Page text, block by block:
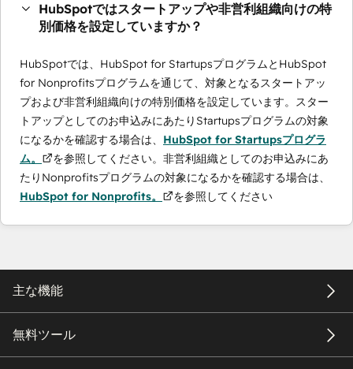
HubSpotではスタートアップや非営利組織向けの特
別価格を設定していますか？
HubSpotでは、HubSpot for StartupsプログラムとHubSpot
for Nonprofitsプログラムを通じて、対象となるスタートアッ
プおよび非営利組織向けの特別価格を設定しています。スター
トアップとしてのお申込みにあたりStartupsプログラムの対象
になるかを確認する場合は、 HubSpot for Startupsプログラ
ム。
を参照してください。非営利組織としてのお申込みにあ
たりNonprofitsプログラムの対象になるかを確認する場合は、
HubSpot for Nonprofits。
を参照してください
主な機能
無料ツール